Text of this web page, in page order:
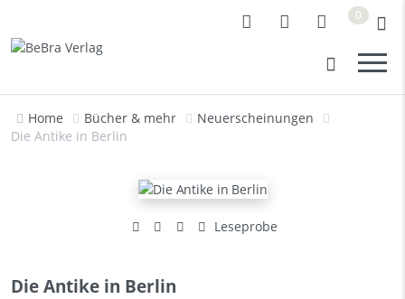
0
Home Bücher & mehr
Neuerscheinungen
Die Antike in Berlin
Leseprobe
Die Antike in Berlin